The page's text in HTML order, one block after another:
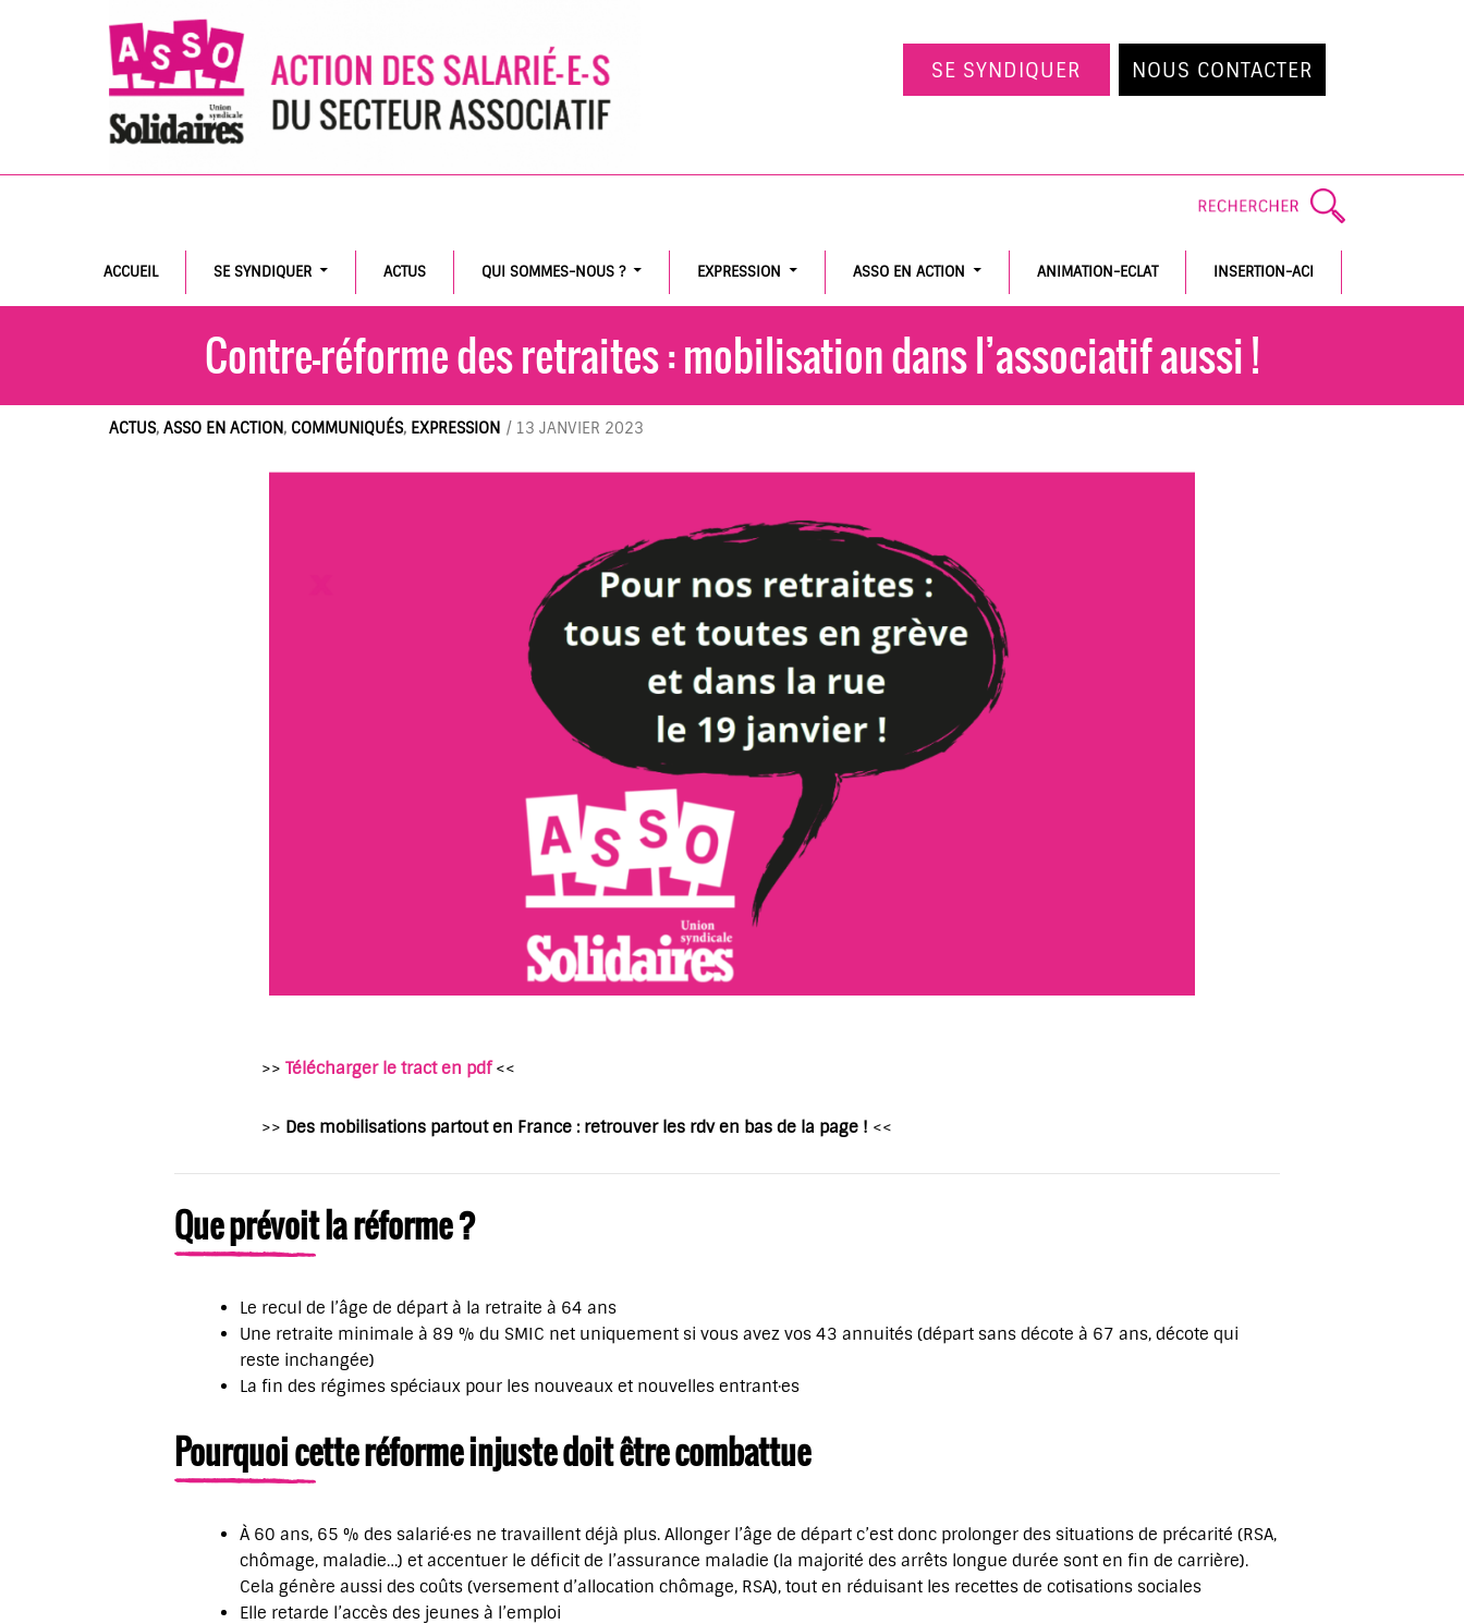
SE SYNDIQUER NOUS CONTACTER
ACCUEIL SE SYNDIQUER ACTUS QUI SOMMES-NOUS ? EXPRESSION ASSO EN ACTION ANIMATION-ECLAT INSERTION-ACI
Contre-réforme des retraites : mobilisation dans l’associatif aussi !
ACTUS, ASSO EN ACTION, COMMUNIQUÉS, EXPRESSION / 13 JANVIER 2023
>> Télécharger le tract en pdf<<
>> Des mobilisations partout en France : retrouver les rdv en bas de la page ! <<
Que prévoit la réforme ?
Le recul de l’âge de départ à la retraite à 64 ans
Une retraite minimale à 89 % du SMIC net uniquement si vous avez vos 43 annuités (départ sans décote à 67 ans, décote qui
reste inchangée)
La fin des régimes spéciaux pour les nouveaux et nouvelles entrant·es
Pourquoi cette réforme injuste doit être combattue
À 60 ans, 65 % des salarié·es ne travaillent déjà plus. Allonger l’âge de départ c’est donc prolonger des situations de précarité (RSA,
chômage, maladie…) et accentuer le déficit de l’assurance maladie (la majorité des arrêts longue durée sont en fin de carrière).
Cela génère aussi des coûts (versement d’allocation chômage, RSA), tout en réduisant les recettes de cotisations sociales
Elle retarde l’accès des jeunes à l’emploi